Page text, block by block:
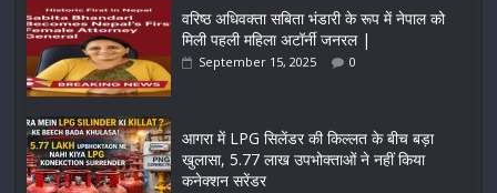
वरिष्ठ अधिवक्ता सबिता भंडारी के रूप में नेपाल को
मिली पहली महिला अटॉर्नी जनरल |
September 15, 2025 0
आगरा में LPG सिलेंडर की किल्लत के बीच बड़ा
खुलासा, 5.77 लाख उपभोक्ताओं ने नहीं किया
कनेक्शन सरेंडर